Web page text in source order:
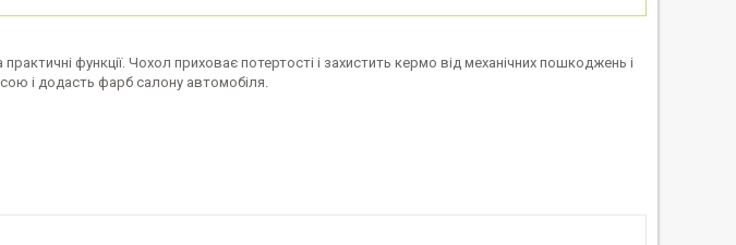
функції. Чохол приховає потертості і захистить кермо від механічних пошкоджень і
і додасть фарб салону автомобіля.